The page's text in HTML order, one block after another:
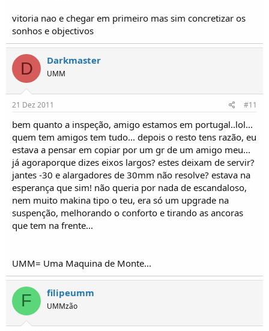
vitoria nao e chegar em primeiro mas sim concretizar os
sonhos e objectivos
D Darkmaster
UMM
21 Dez 2011 #11
bem quanto a inspeção, amigo estamos em portugal..lol...
quem tem amigos tem tudo... depois o resto tens razão, eu
estava a pensar em copiar por um gr de um amigo meu...
já agoraporque dizes eixos largos? estes deixam de servir?
jantes -30 e alargadores de 30mm não resolve? estava na
esperança que sim! não queria por nada de escandaloso,
nem muito makina tipo o teu, era só um upgrade na
suspenção, melhorando o conforto e tirando as ancoras
que tem na frente...
UMM= Uma Maquina de Monte...
F filipeumm
UMMzão